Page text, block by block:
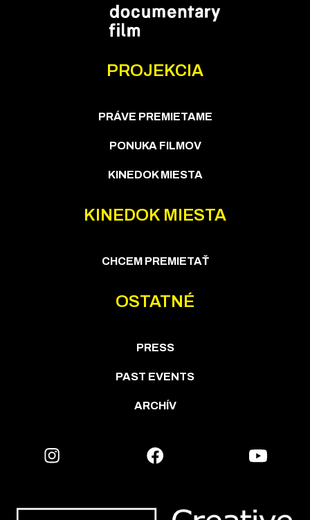
PROJEKCIA
PRÁVE PREMIETAME
PONUKA FILMOV
KINEDOK MIESTA
KINEDOK MIESTA
CHCEM PREMIETAŤ
OSTATNÉ
PRESS
PAST EVENTS
ARCHÍV